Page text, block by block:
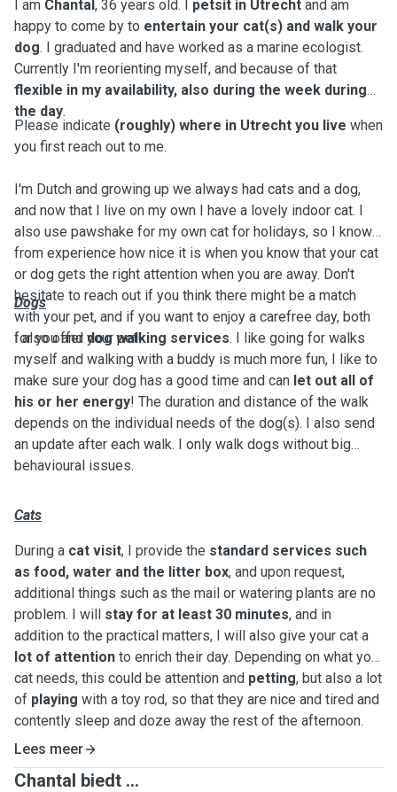
I am Chantal, 36 years old. I petsit in Utrecht and am
happy to come by to entertain your cat(s) and walk your
dog. I graduated and have worked as a marine ecologist.
Currently I'm reorienting myself, and because of that
flexible in my availability, also during the week during
the day.
Please indicate (roughly) where in Utrecht you live when
you first reach out to me.
I'm Dutch and growing up we always had cats and a dog,
and now that I live on my own I have a lovely indoor cat. I
also use pawshake for my own cat for holidays, so I know
from experience how nice it is when you know that your cat
or dog gets the right attention when you are away. Don't
hesitate to reach out if you think there might be a match
with your pet, and if you want to enjoy a carefree day, both
for you and your pet!
Dogs
I also offer dog walking services. I like going for walks
myself and walking with a buddy is much more fun, I like to
make sure your dog has a good time and can let out all of
his or her energy! The duration and distance of the walk
depends on the individual needs of the dog(s). I also send
an update after each walk. I only walk dogs without big
behavioural issues.
Cats
During a cat visit, I provide the standard services such
as food, water and the litter box, and upon request,
additional things such as the mail or watering plants are no
problem. I will stay for at least 30 minutes, and in
addition to the practical matters, I will also give your cat a
lot of attention to enrich their day. Depending on what your
cat needs, this could be attention and petting, but also a lot
of playing with a toy rod, so that they are nice and tired and
contently sleep and doze away the rest of the afternoon.
After each visit
and some photos.
Lees meer
Chantal biedt ...